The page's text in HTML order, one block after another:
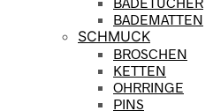
BADEMATTEN
SCHMUCK
BROSCHEN
KETTEN
OHRRINGE
PINS